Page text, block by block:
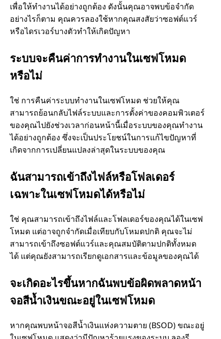
เพื่อให้ทำงานได้อย่างถูกต้อง ดังนั้นคุณอาจพบข้อจำกัด
อย่างไรก็ตาม คุณควรลองใช้หากคุณสงสัยว่าซอฟต์แวร์
หรือไดรเวอร์บางตัวทำให้เกิดปัญหา
ระบบจะคืนค่าการทำงานในเซฟโหมด
หรือไม่
ใช่ การคืนค่าระบบทำงานในเซฟโหมด ช่วยให้คุณ
สามารถย้อนกลับไฟล์ระบบและการตั้งค่าของคอมพิวเตอร์
ของคุณไปยังช่วงเวลาก่อนหน้านี้เมื่อระบบของคุณทำงาน
ได้อย่างถูกต้อง ซึ่งจะเป็นประโยชน์ในการแก้ไขปัญหาที่
เกิดจากการเปลี่ยนแปลงล่าสุดในระบบของคุณ
ฉันสามารถเข้าถึงไฟล์หรือโฟลเดอร์
เฉพาะในเซฟโหมดได้หรือไม่
ใช่ คุณสามารถเข้าถึงไฟล์และโฟลเดอร์ของคุณได้ในเซฟ
โหมด แต่อาจถูกจำกัดเมื่อเทียบกับโหมดปกติ คุณจะไม่
สามารถเข้าถึงซอฟต์แวร์และคุณสมบัติตามปกติทั้งหมด
ได้ แต่คุณยังสามารถเรียกดูเอกสารและข้อมูลของคุณได้
จะเกิดอะไรขึ้นหากฉันพบข้อผิดพลาดหน้า
จอสีน้ำเงินขณะอยู่ในเซฟโหมด
หากคุณพบหน้าจอสีน้ำเงินแห่งความตาย (BSOD) ขณะอยู่